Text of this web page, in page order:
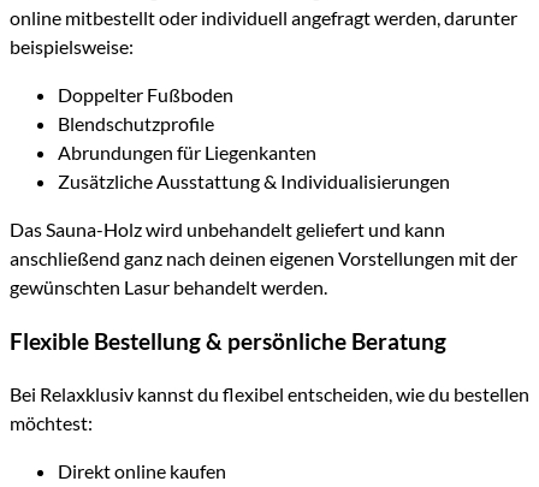
online mitbestellt oder individuell angefragt werden, darunter
beispielsweise:
Doppelter Fußboden
Blendschutzprofile
Abrundungen für Liegenkanten
Zusätzliche Ausstattung & Individualisierungen
Das Sauna-Holz wird unbehandelt geliefert und kann
anschließend ganz nach deinen eigenen Vorstellungen mit der
gewünschten Lasur behandelt werden.
Flexible Bestellung & persönliche Beratung
Bei Relaxklusiv kannst du flexibel entscheiden, wie du bestellen
möchtest:
Direkt online kaufen